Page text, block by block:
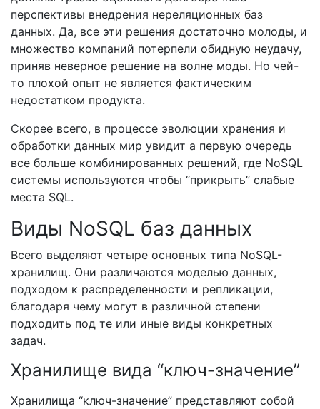
перспективы внедрения нереляционных баз
данных. Да, все эти решения достаточно молоды, и
множество компаний потерпели обидную неудачу,
приняв неверное решение на волне моды. Но чей-
то плохой опыт не является фактическим
недостатком продукта.
Скорее всего, в процессе эволюции хранения и
обработки данных мир увидит а первую очередь
все больше комбинированных решений, где NoSQL
системы используются чтобы “прикрыть” слабые
места SQL.
Виды NoSQL баз данных
Всего выделяют четыре основных типа NoSQL-
хранилищ. Они различаются моделью данных,
подходом к распределенности и репликации,
благодаря чему могут в различной степени
подходить под те или иные виды конкретных
задач.
Хранилище вида “ключ-значение”
Хранилища “ключ-значение” представляют собой